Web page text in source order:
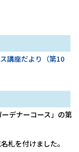
講座だより（第10
ーデナーコース」の第
札を付けました。